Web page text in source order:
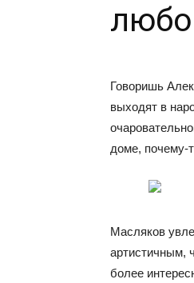
Говоришь
выходят в
доме, почему-
Масляков
артистичным,
более